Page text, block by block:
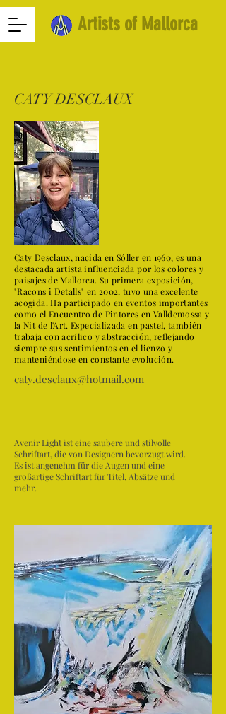
Artists of Mallorca
CATY DESCLAUX
Caty Desclaux, nacida en Sóller en 1960, es una
destacada artista influenciada por los colores y
paisajes de Mallorca. Su primera exposición,
"Racons i Detalls" en 2002, tuvo una excelente
acogida. Ha participado en eventos importantes
como el Encuentro de Pintores en Valldemossa y
la Nit de l'Art. Especializada en pastel, también
trabaja con acrílico y abstracción, reflejando
siempre sus sentimientos en el lienzo y
manteniéndose en constante evolución.
caty.desclaux@hotmail.com
Avenir Light ist eine saubere und stilvolle
Schriftart, die von Designern bevorzugt wird.
Es ist angenehm für die Augen und eine
großartige Schriftart für Titel, Absätze und
mehr.